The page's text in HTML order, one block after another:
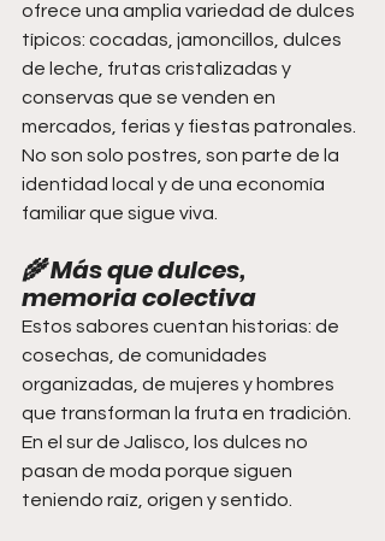
ofrece una amplia variedad de dulces
típicos: cocadas, jamoncillos, dulces
de leche, frutas cristalizadas y
conservas que se venden en
mercados, ferias y fiestas patronales.
No son solo postres, son parte de la
identidad local y de una economía
familiar que sigue viva.
🌾 Más que dulces,
memoria colectiva
Estos sabores cuentan historias: de
cosechas, de comunidades
organizadas, de mujeres y hombres
que transforman la fruta en tradición.
En el sur de Jalisco, los dulces no
pasan de moda porque siguen
teniendo raíz, origen y sentido.